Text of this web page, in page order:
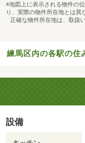
※地図上に表示される物件の
り、実際の物件所在地とは異
正確な物件所在地は、取扱
練馬区内の各駅の住
設備